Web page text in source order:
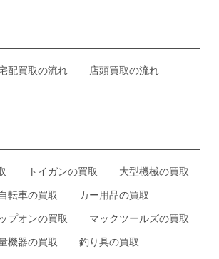
配買取の流れ 店頭買取の流れ
トイガンの買取 大型機械の買取
自転車の買取 カー用品の買取
プオンの買取 マックツールズの買取
機器の買取 釣り具の買取